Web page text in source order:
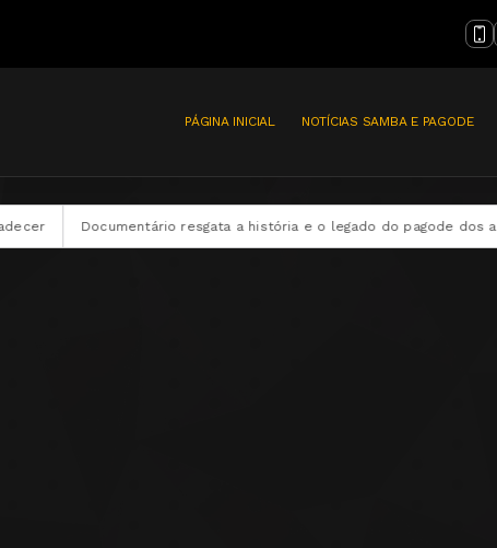
PÁGINA INICIAL NOTÍCIAS SAMBA E PAGODE
Documentário resgata a história e o legado do pagode dos anos 90